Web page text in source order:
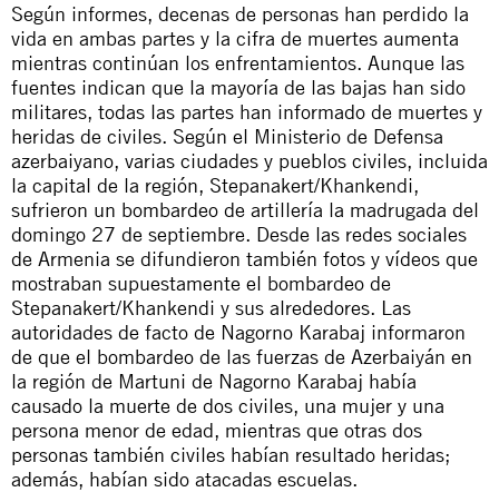
Según informes, decenas de personas han perdido la
vida en ambas partes y la cifra de muertes aumenta
mientras continúan los enfrentamientos. Aunque las
fuentes indican que la mayoría de las bajas han sido
militares, todas las partes han informado de muertes y
heridas de civiles. Según el Ministerio de Defensa
azerbaiyano, varias ciudades y pueblos civiles, incluida
la capital de la región, Stepanakert/Khankendi,
sufrieron un bombardeo de artillería la madrugada del
domingo 27 de septiembre. Desde las redes sociales
de Armenia se difundieron también fotos y vídeos que
mostraban supuestamente el bombardeo de
Stepanakert/Khankendi y sus alrededores. Las
autoridades de facto de Nagorno Karabaj informaron
de que el bombardeo de las fuerzas de Azerbaiyán en
la región de Martuni de Nagorno Karabaj había
causado la muerte de dos civiles, una mujer y una
persona menor de edad, mientras que otras dos
personas también civiles habían resultado heridas;
además, habían sido atacadas escuelas.